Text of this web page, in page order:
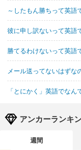
～したもん勝ちって英語
彼に申し訳ないって英語
勝てるわけないって英語
メール送ってないはずな
「とにかく」英語でなん
アンカーランキ
週間